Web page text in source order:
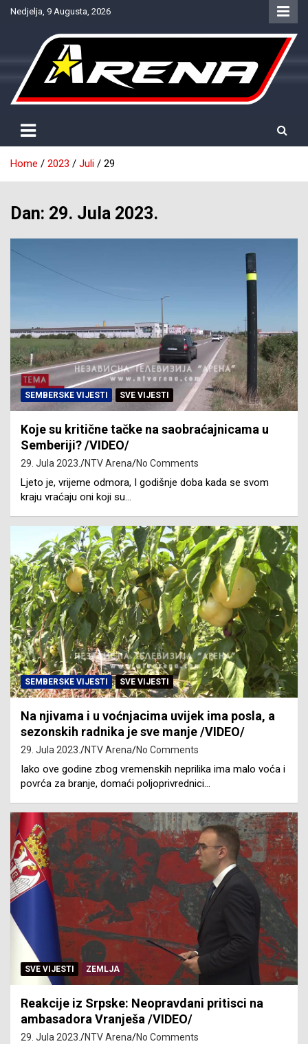
SkipNedjelja, 9 Augusta, 2026
NTV Arena
Home 2023 Juli 29
Dan: 29. Jula 2023.
SEMBERSKE VIJESTI SVE VIJESTI
Koje su kritične tačke na saobraćajnicama u
Semberiji? /VIDEO/
29. Jula 2023. NTV Arena No Comments
Ljeto je, vrijeme odmora, I godišnje doba kada se svom
kraju vraćaju oni koji su…
SEMBERSKE VIJESTI SVE VIJESTI
Na njivama i u voćnjacima uvijek ima posla, a
sezonskih radnika je sve manje /VIDEO/
29. Jula 2023. NTV Arena No Comments
Iako ove godine zbog vremenskih neprilika ima malo voća i
povrća za branje, domaći poljoprivrednici…
SVE VIJESTI ZEMLJA
Reakcije iz Srpske: Neopravdani pritisci na
ambasadora Vranješa /VIDEO/
29. Jula 2023. NTV Arena No Comments